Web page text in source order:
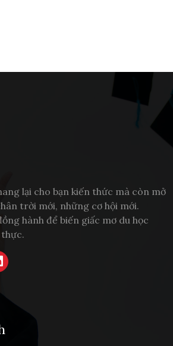
lại cho bạn kiến thức mà còn mở
trời mới, những cơ hội mới.
hành để biến giấc mơ du học